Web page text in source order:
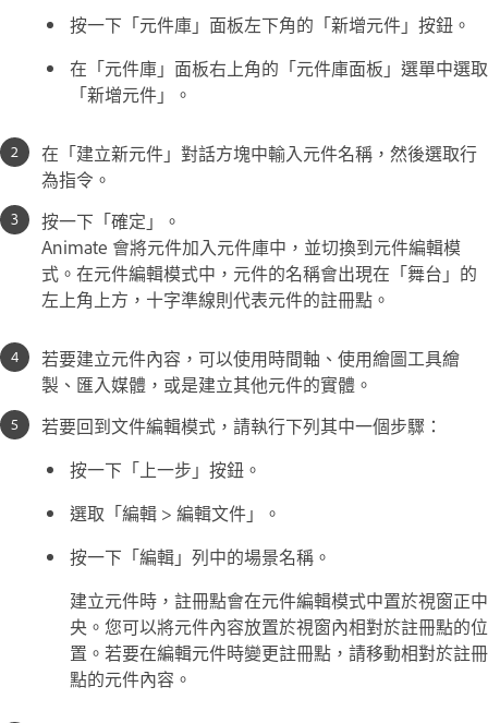
按一下「元件庫」面板左下角的「新增元件」按鈕。
在「元件庫」面板右上角的「元件庫面板」選單中選取
「新增元件」。
在「建立新元件」對話方塊中輸入元件名稱，然後選取行
為指令。
按一下「確定」。
Animate 會將元件加入元件庫中，並切換到元件編輯模
式。在元件編輯模式中，元件的名稱會出現在「舞台」的
左上角上方，十字準線則代表元件的註冊點。
若要建立元件內容，可以使用時間軸、使用繪圖工具繪
製、匯入媒體，或是建立其他元件的實體。
若要回到文件編輯模式，請執行下列其中一個步驟：
按一下「上一步」按鈕。
選取「編輯 > 編輯文件」。
按一下「編輯」列中的場景名稱。
建立元件時，註冊點會在元件編輯模式中置於視窗正中
央。您可以將元件內容放置於視窗內相對於註冊點的位
置。若要在編輯元件時變更註冊點，請移動相對於註冊
點的元件內容。